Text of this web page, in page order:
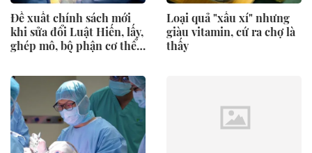
Đề xuất chính sách mới
khi sửa đổi Luật Hiến, lấy,
ghép mô, bộ phận cơ thể
Loại quả "xấu xí" nhưng
giàu vitamin, cứ ra chợ là
thấy